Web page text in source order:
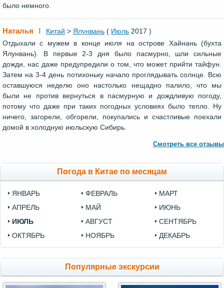
было немного.
Наталья Китай > Ялунвань ( Июль 2017 )
Отдыхали с мужем в конце июля на острове Хайнань (бухта
Ялунвань). В первые 2-3 дня было пасмурно, шли сильные
дожди, нас даже предупредили о том, что может прийти тайфун.
Затем на 3-4 день потихоньку начало проглядывать солнце. Всю
оставшуюся неделю оно настолько нещадно палило, что мы
были не против вернуться в пасмурную и дождливую погоду,
потому что даже при таких погодных условиях было тепло. Ну
ничего, загорели, обгорели, покупались и счастливые поехали
домой в холодную июльскую Сибирь.
Смотреть все отзывы
Погода в Китае по месяцам
ЯНВАРЬ ФЕВРАЛЬ
МАРТ
АПРЕЛЬ
МАЙ
ИЮНЬ
ИЮЛЬ
АВГУСТ
СЕНТЯБРЬ
ОКТЯБРЬ
НОЯБРЬ ДЕКАБРЬ
Популярные экскурсии